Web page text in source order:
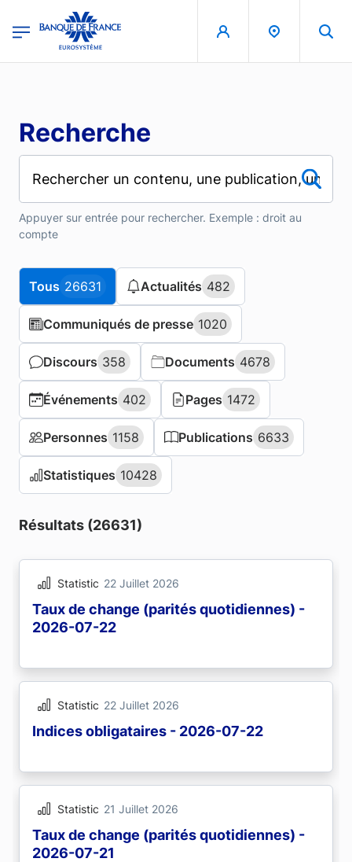
Recherche
Appuyer sur entrée pour rechercher. Exemple : droit au
compte
Tous 26631
Tous 26631 Actualités 482
Actualités 482
Communiqués de presse 1020
Communiqués de presse 1020
Discours 358
Discours 358 Documents 4678
Documents 4678
Événements 402
Événements 402 Pages 1472
Pages 1472
Personnes 1158
Personnes 1158 Publications 6633
Publications 6633
Statistiques 10428
Statistiques 10428
Résultats (26631)
Statistic 22 Juillet 2026
Taux de change (parités quotidiennes) -
2026-07-22
Statistic 22 Juillet 2026
Indices obligataires - 2026-07-22
Statistic 21 Juillet 2026
Taux de change (parités quotidiennes) -
2026-07-21